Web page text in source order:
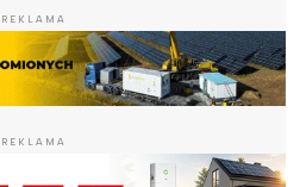
REKLAMA
REKLAMA